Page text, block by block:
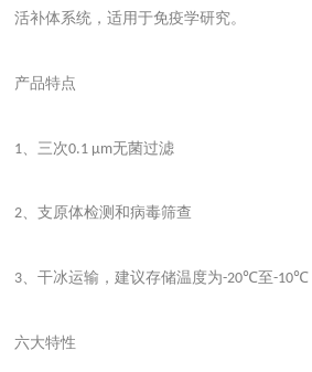
活补体系统，适用于免疫学研究。
产品特点
1 、三次0.1 μm无菌过滤
2、支原体检测和病毒筛查
3、干冰运输，建议存储温度为-20℃至-10℃
六大特性